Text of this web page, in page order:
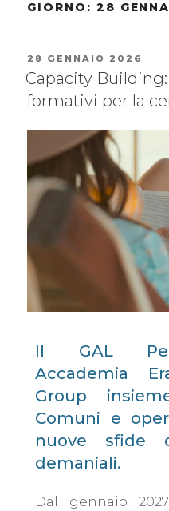
GIORNO: 28
28 GENNAIO 2026
Capacity
formativi per la
Il GAL
Accademia
Group
Comuni e
nuove sfide
demaniali.
Dal gennaio